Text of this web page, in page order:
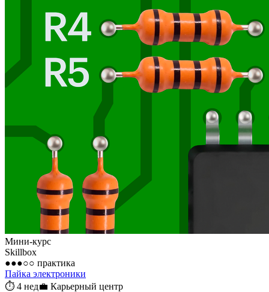
Мини-курс
Skillbox
●●●○○ практика
Пайка электроники
⏱ 4 нед💼 Карьерный центр